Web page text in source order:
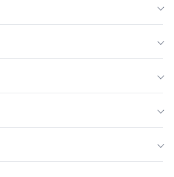
1.绿色化技术的广泛应用